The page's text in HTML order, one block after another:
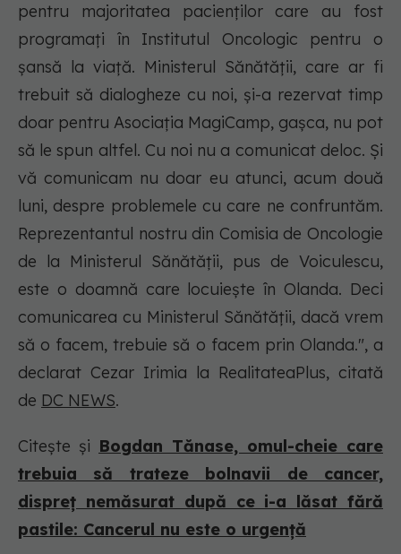
pentru majoritatea pacienților care au fost
programați în Institutul Oncologic pentru o
șansă la viață. Ministerul Sănătății, care ar fi
trebuit să dialogheze cu noi, și-a rezervat timp
doar pentru Asociația MagiCamp, gașca, nu pot
să le spun altfel. Cu noi nu a comunicat deloc. Și
vă comunicam nu doar eu atunci, acum două
luni, despre problemele cu care ne confruntăm.
Reprezentantul nostru din Comisia de Oncologie
de la Ministerul Sănătății, pus de Voiculescu,
este o doamnă care locuiește în Olanda. Deci
comunicarea cu Ministerul Sănătății, dacă vrem
să o facem, trebuie să o facem prin Olanda.", a
declarat Cezar Irimia la RealitateaPlus, citată
de DC NEWS.
Citește și Bogdan Tănase, omul-cheie care
trebuia să trateze bolnavii de cancer,
dispreț nemăsurat după ce i-a lăsat fără
pastile: Cancerul nu este o urgență